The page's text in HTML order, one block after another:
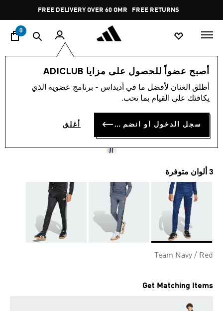
Pause
promotion
rotation
FREE DELIVERY OVER 60 OMR FREE RETURNS
0
أصبح عضواً للحصول على مزايا ADICLUB
أطلق العنان لأفضل ما في أديداس - برنامج عضوية الذي
يكافئك على القيام بما تحب.
سجل الدخول أو انضم الآن أغلق
الأطفال الملابس
بنطال للأطفال TIRO 25
ESSENTIALS TRAINING
OMR 17.75
3 ألوان متوفرة
Team Navy / Red
Get Matching Items